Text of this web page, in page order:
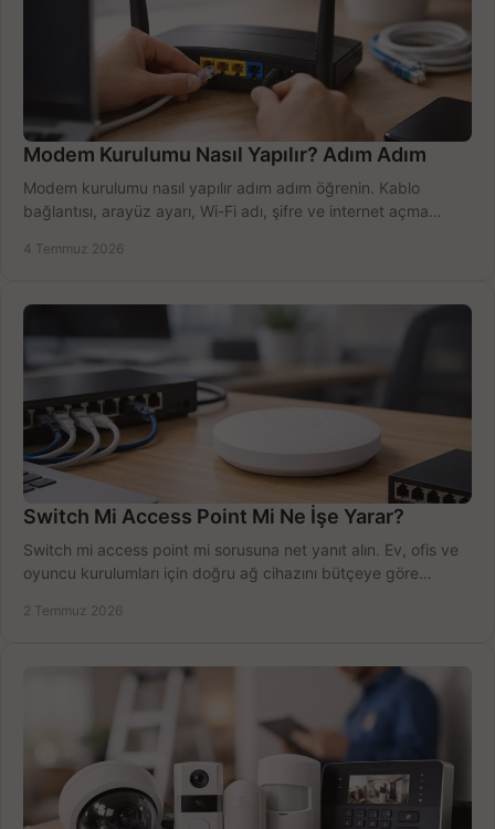
Modem Kurulumu Nasıl Yapılır? Adım Adım
Modem kurulumu nasıl yapılır adım adım öğrenin. Kablo
bağlantısı, arayüz ayarı, Wi-Fi adı, şifre ve internet açma
4 Temmuz 2026
Switch Mi Access Point Mi Ne İşe Yarar?
Switch mi access point mi sorusuna net yanıt alın. Ev, ofis ve
oyuncu kurulumları için doğru ağ cihazını bütçeye göre
2 Temmuz 2026